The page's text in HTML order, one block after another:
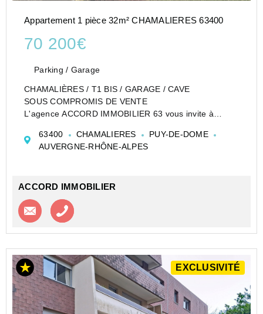
Appartement 1 pièce 32m² CHAMALIERES 63400
70 200€
Parking / Garage
CHAMALIÈRES / T1 BIS / GARAGE / CAVE
SOUS COMPROMIS DE VENTE
L'agence ACCORD IMMOBILIER 63 vous invite à
au 1er étage sur 2 d'une copropriété calme à
Chamalières, dans un secteur recherché et ...
63400 CHAMALIERES
PUY-DE-DOME
AUVERGNE-RHÔNE-ALPES
ACCORD IMMOBILIER
Contacter l'agence
EXCLUSIVITÉ